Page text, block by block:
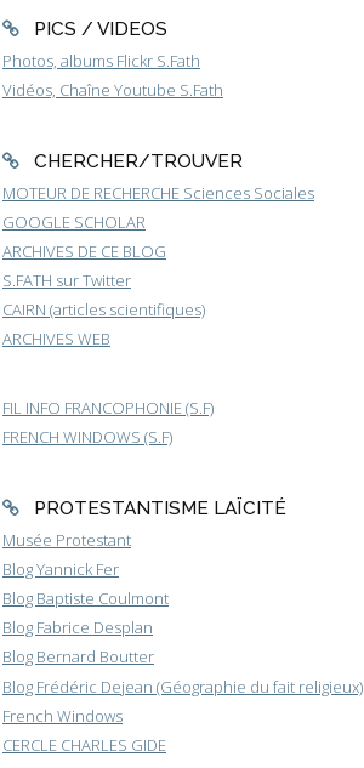
PICS / VIDEOS
Photos, albums Flickr S.Fath
Vidéos, Chaîne Youtube S.Fath
CHERCHER/TROUVER
MOTEUR DE RECHERCHE Sciences Sociales
GOOGLE SCHOLAR
ARCHIVES DE CE BLOG
S.FATH sur Twitter
CAIRN (articles scientifiques)
ARCHIVES WEB
FIL INFO FRANCOPHONIE (S.F)
FRENCH WINDOWS (S.F)
PROTESTANTISME LAÏCITÉ
Musée Protestant
Blog Yannick Fer
Blog Baptiste Coulmont
Blog Fabrice Desplan
Blog Bernard Boutter
Blog Frédéric Dejean (Géographie du fait religieux)
French Windows
CERCLE CHARLES GIDE